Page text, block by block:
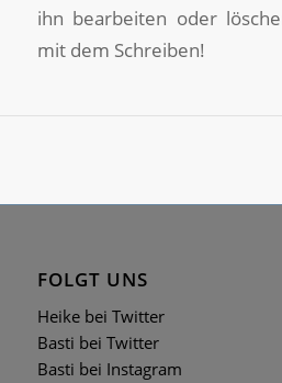
ihn bearbeiten oder
mit dem Schreiben!
FOLGT UNS
Heike bei Twitter
Basti bei Twitter
Basti bei Instagram